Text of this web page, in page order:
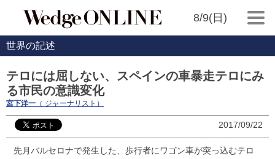
8/9(日)
世界の記述
テロには屈しない、スペインの車暴走テロにみ
る市民の意識変化
宮下洋一 （ ジャーナリスト）
2017/09/22
先月バルセロナで発生した、歩行者にワゴン車が突っ込むテロ